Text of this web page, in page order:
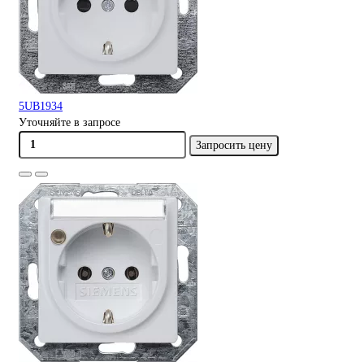
5UB1934
Уточняйте в запросе
Запросить цену